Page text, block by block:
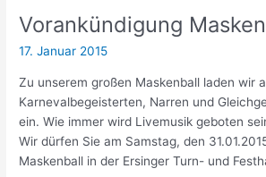
Vorankündigung
17. Januar 2015
Zu unserem großen Maskenball laden wir
Karnevalbegeisterten, Narren und
ein. Wie immer wird Livemusik geboten
Wir dürfen Sie am Samstag, den
Maskenball in der Ersinger Turn- und